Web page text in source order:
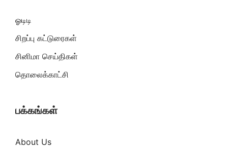
ஓடிடி
சிறப்பு கட்டுரைகள்
சினிமா செய்திகள்
தொலைக்காட்சி
பக்கங்கள்
About Us